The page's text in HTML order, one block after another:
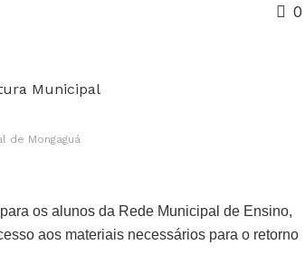
0
de Mongaguá
os alunos da Rede Municipal de Ensino,
aos materiais necessários para o retorno